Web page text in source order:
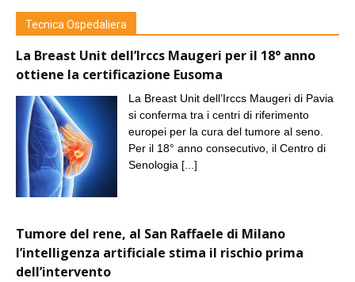
Tecnica Ospedaliera
La Breast Unit dell’Irccs Maugeri per il 18° anno
ottiene la certificazione Eusoma
La Breast Unit dell’Irccs Maugeri di Pavia
si conferma tra i centri di riferimento
europei per la cura del tumore al seno.
Per il 18° anno consecutivo, il Centro di
Senologia [...]
Tumore del rene, al San Raffaele di Milano
l’intelligenza artificiale stima il rischio prima
dell’intervento